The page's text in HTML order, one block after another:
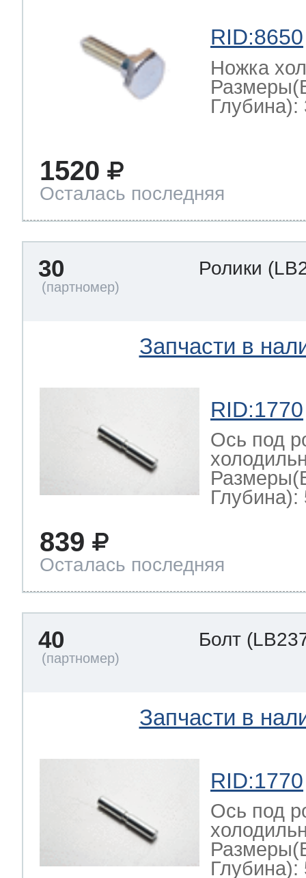
RID:8650
Ножка
Глубина):
1520
Осталась последняя
30 Ролики
Запчасти в
RID:1770
Ось под
Глубина):
839
Осталась последняя
40 Болт
Запчасти в
RID:1770
Ось под
Глубина):